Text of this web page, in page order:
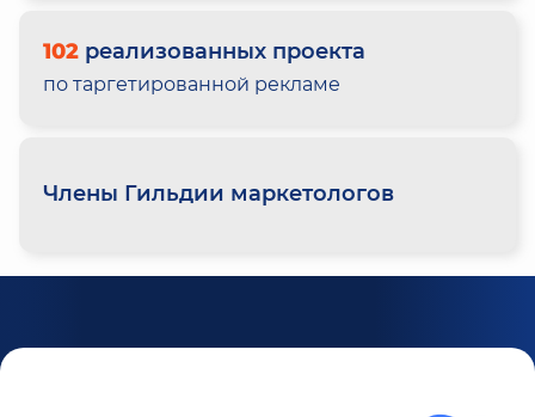
102 реализованных проекта
по таргетированной рекламе
Члены Гильдии маркетологов